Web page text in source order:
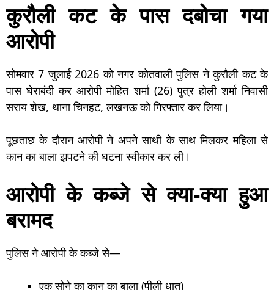
कुरौली कट के पास दबोचा गया
आरोपी
सोमवार 7 जुलाई 2026 को नगर कोतवाली पुलिस ने कुरौली कट के
पास घेराबंदी कर आरोपी मोहित शर्मा (26) पुत्र होली शर्मा निवासी
सराय शेख, थाना चिनहट, लखनऊ को गिरफ्तार कर लिया।
पूछताछ के दौरान आरोपी ने अपने साथी के साथ मिलकर महिला से
कान का बाला झपटने की घटना स्वीकार कर ली।
आरोपी के कब्जे से क्या-क्या हुआ
बरामद
पुलिस ने आरोपी के कब्जे से—
एक सोने का कान का बाला (पीली धातु)